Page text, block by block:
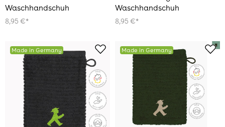
Waschhandschuh
8,95 €*
Waschhandschuh
8,95 €*
Made in Germany Made in Germany